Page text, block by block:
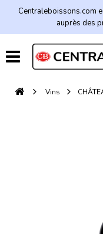
Centraleboissons.com
auprès des
Vins